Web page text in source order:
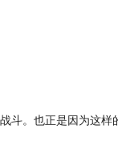
斗。也正是因为这